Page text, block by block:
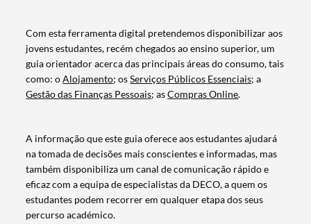
Termo de Pesquisa
Categorias gerais
Com esta ferramenta digital pretendemos disponibilizar aos
jovens estudantes, recém chegados ao ensino superior, um
guia orientador acerca das principais áreas do consumo, tais
como: oAlojamento; osServiços Públicos Essenciais; a
Gestão das Finanças Pessoais; asCompras Online.
A informação que este guia oferece aos estudantes ajudará
na tomada de decisões mais conscientes e informadas, mas
também disponibiliza um canal de comunicação rápido e
eficaz com a equipa de especialistas da DECO, a quem os
estudantes podem recorrer em qualquer etapa dos seus
percurso académico.